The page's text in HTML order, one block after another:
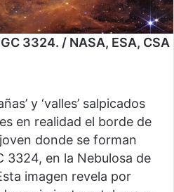
3324. / NASA, ESA, CSA
y ‘valles’ salpicados
en realidad el borde de
donde se forman
3324, en la Nebulosa de
imagen revela por